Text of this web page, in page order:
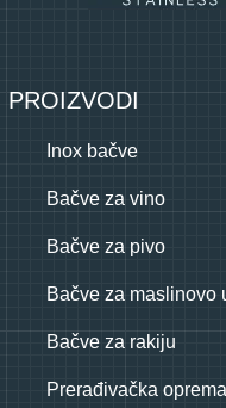
PROIZVODI
Inox bačve
Bačve za vino
Bačve za pivo
Bačve za maslinovo
Bačve za rakiju
Prerađivačka oprema